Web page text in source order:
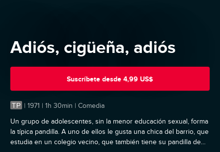
Adiós, cigüeña, adiós
Suscríbete desde 4,99 US$
TP | 1971 | 1h 30min | Comedia
Un grupo de adolescentes, sin la menor educación sexual, forma
la típica pandilla. A uno de ellos le gusta una chica del barrio, que
estudia en un colegio vecino, que también tiene su pandilla de